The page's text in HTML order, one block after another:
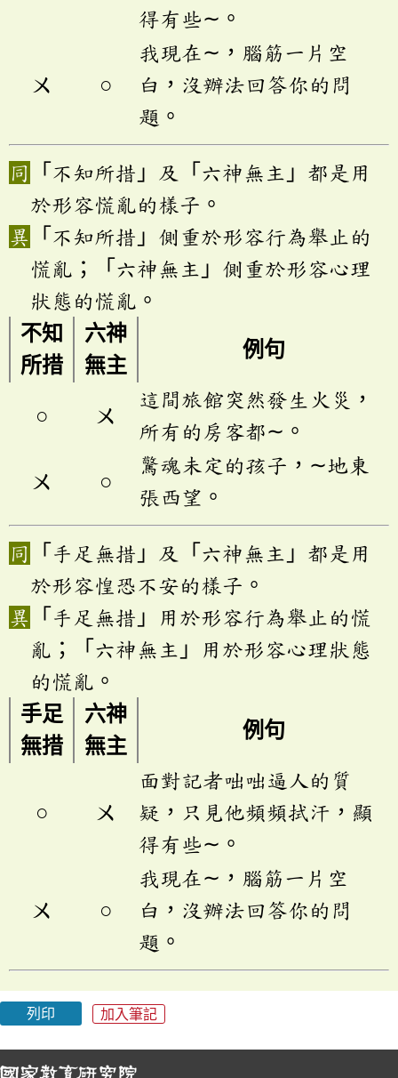
得有些∼。
ㄨ ○
我現在∼，腦筋一片空
白，沒辦法回答你的問
題。
「不知所措」及「六神無主」都是用
於形容慌亂的樣子。
「不知所措」側重於形容行為舉止的
慌亂；「六神無主」側重於形容心理
狀態的慌亂。
不知
所措
六神
無主
例句
○ ㄨ
這間旅館突然發生火災，
所有的房客都∼。
ㄨ ○
驚魂未定的孩子，∼地東
張西望。
「手足無措」及「六神無主」都是用
於形容惶恐不安的樣子。
「手足無措」用於形容行為舉止的慌
亂；「六神無主」用於形容心理狀態
的慌亂。
手足
無措
六神
無主
例句
○ ㄨ
面對記者咄咄逼人的質
疑，只見他頻頻拭汗，顯
得有些∼。
ㄨ ○
我現在∼，腦筋一片空
白，沒辦法回答你的問
題。
列印 加入筆記